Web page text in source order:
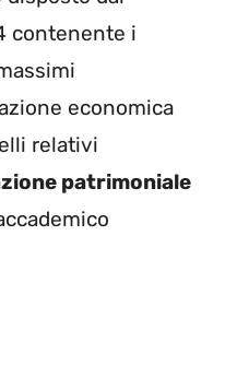
contenente i
economica
relativi
patrimoniale